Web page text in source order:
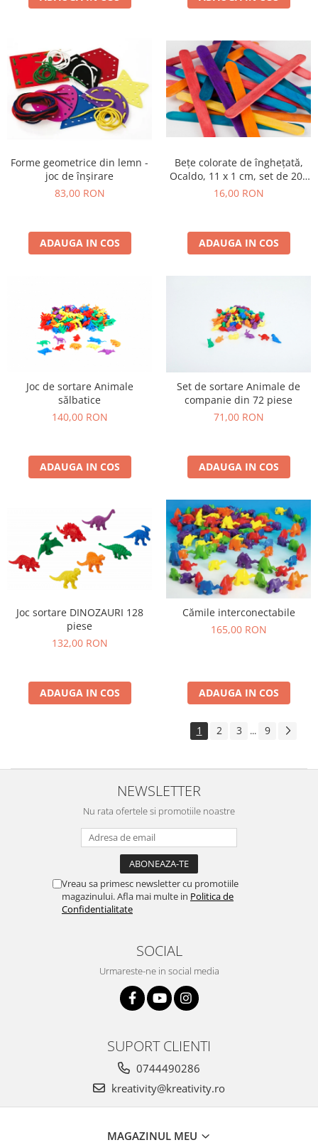
Forme geometrice din lemn -
joc de înșirare
83,00 RON
ADAUGA IN COS
Bețe colorate de înghețată,
Ocaldo, 11 x 1 cm, set de 200
bucăți
16,00 RON
ADAUGA IN COS
Joc de sortare Animale
sălbatice
140,00 RON
ADAUGA IN COS
Set de sortare Animale de
companie din 72 piese
71,00 RON
ADAUGA IN COS
Joc sortare DINOZAURI 128
piese
132,00 RON
ADAUGA IN COS
Cămile interconectabile
165,00 RON
ADAUGA IN COS
1 2 3 ... 9
NEWSLETTER
Nu rata ofertele si promotiile noastre
Vreau sa primesc newsletter cu promotiile
magazinului. Afla mai multe in Politica de
Confidentialitate
SOCIAL
Urmareste-ne in social media
SUPORT CLIENTI
0744490286
kreativity@kreativity.ro
MAGAZINUL MEU